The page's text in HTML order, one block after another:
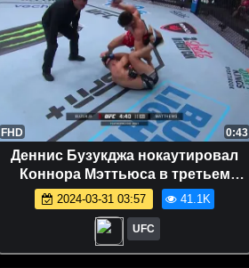
FHD 0:43
Деннис Бузукджа нокаутировал
Коннора Мэттьюса в третьем
раунде
2024-03-31 03:57 41.1K
UFC